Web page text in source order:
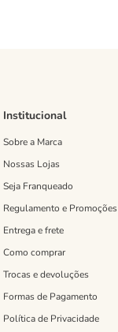
Institucional
Sobre a Marca
Nossas Lojas
Seja Franqueado
Regulamento e Promoções
Entrega e frete
Como comprar
Trocas e devoluções
Formas de Pagamento
Política de Privacidade